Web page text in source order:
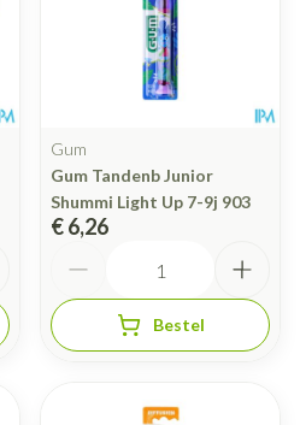
Gum
Gum Tandenb Junior
Shummi Light Up 7-9j 903
€ 6,26
Bestel